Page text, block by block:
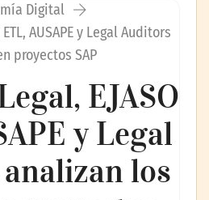
Digital
AUSAPE y Legal Auditors
proyectos SAP
EJASO
y Legal
los